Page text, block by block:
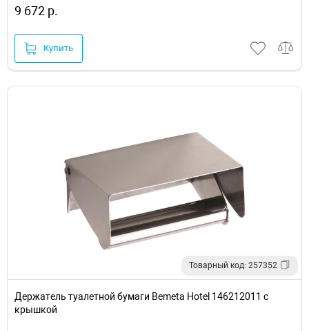
9 672 р.
Купить
Товарный код: 257352
Держатель туалетной бумаги Bemeta Hotel 146212011 с
крышкой